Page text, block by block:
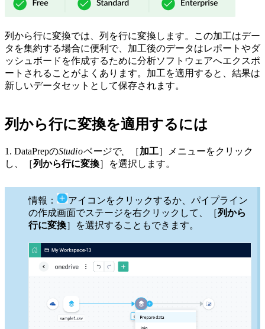
列から行に変換では、列を行に変換します。この加工はデー
タを集約する場合に便利で、加工後のデータはレポートやダ
ッシュボードを作成するために分析ソフトウェアへエクスポ
ートされることがよくあります。加工を適用すると、結果は
新しいデータセットとして保存されます。
列から行に変換を適用するには
1. DataPrepのStudioページで、 ［加工］メニューをクリック
し、［列から行に変換］を選択します。
情報：
アイコンをクリックするか、パイプライン
の作成画面でステージを右クリックして、［列から
行に変換］を選択することもできます。